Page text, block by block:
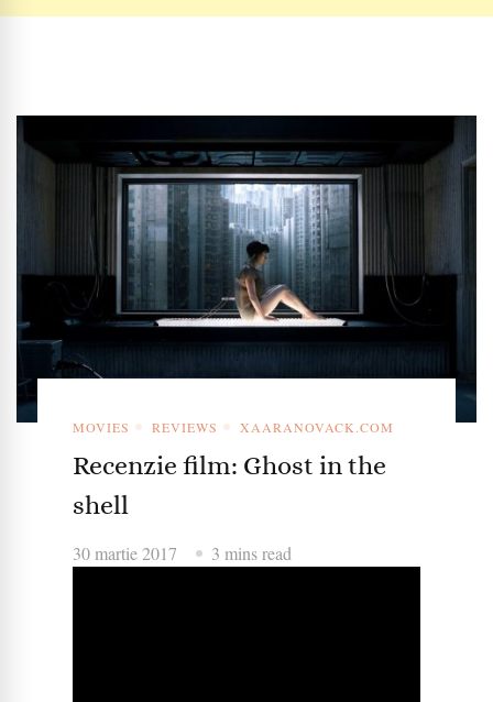
MOVIES REVIEWS XAARANOVACK.COM
Recenzie film: Ghost in the
shell
30 martie 2017 3 mins read